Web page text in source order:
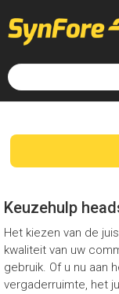
en
de
gaan
Keuzehulp
Het kiezen van de
kwaliteit van uw
gebruik. Of u nu aan
vergaderruimte, het